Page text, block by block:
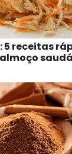
receitas